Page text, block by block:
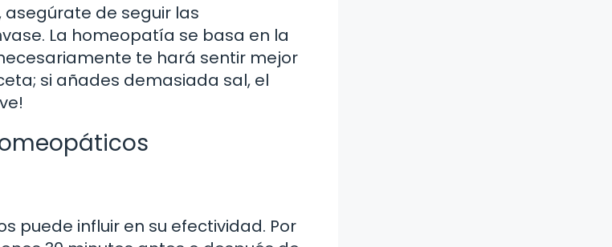
de seguir las
La homeopatía se basa en la
te hará sentir mejor
si añades demasiada sal, el
puede influir en su efectividad. Por